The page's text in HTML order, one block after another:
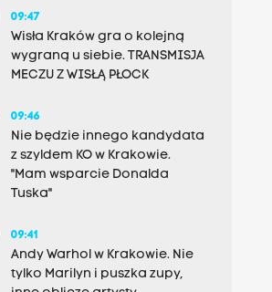
09:47
Wisła Kraków gra o kolejną
wygraną u siebie. TRANSMISJA
MECZU Z WISŁĄ PŁOCK
09:46
Nie będzie innego kandydata
z szyldem KO w Krakowie.
"Mam wsparcie Donalda
Tuska"
09:41
Andy Warhol w Krakowie. Nie
tylko Marilyn i puszka zupy,